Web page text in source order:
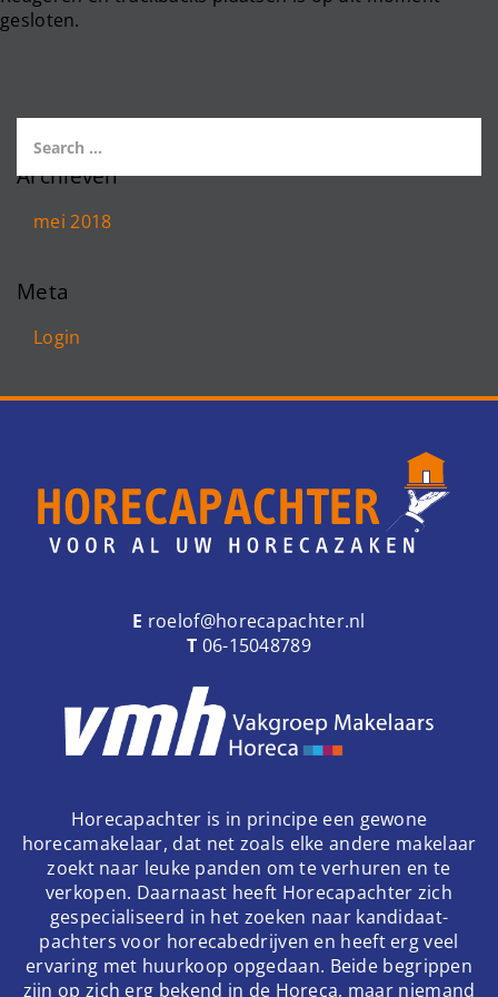
gesloten.
Archieven
mei 2018
Meta
Login
E roelof@horecapachter.nl
T 06-15048789
Horecapachter is in principe een gewone
horecamakelaar, dat net zoals elke andere makelaar
zoekt naar leuke panden om te verhuren en te
verkopen. Daarnaast heeft Horecapachter zich
gespecialiseerd in het zoeken naar kandidaat-
pachters voor horecabedrijven en heeft erg veel
ervaring met huurkoop opgedaan. Beide begrippen
zijn op zich erg bekend in de Horeca, maar niemand